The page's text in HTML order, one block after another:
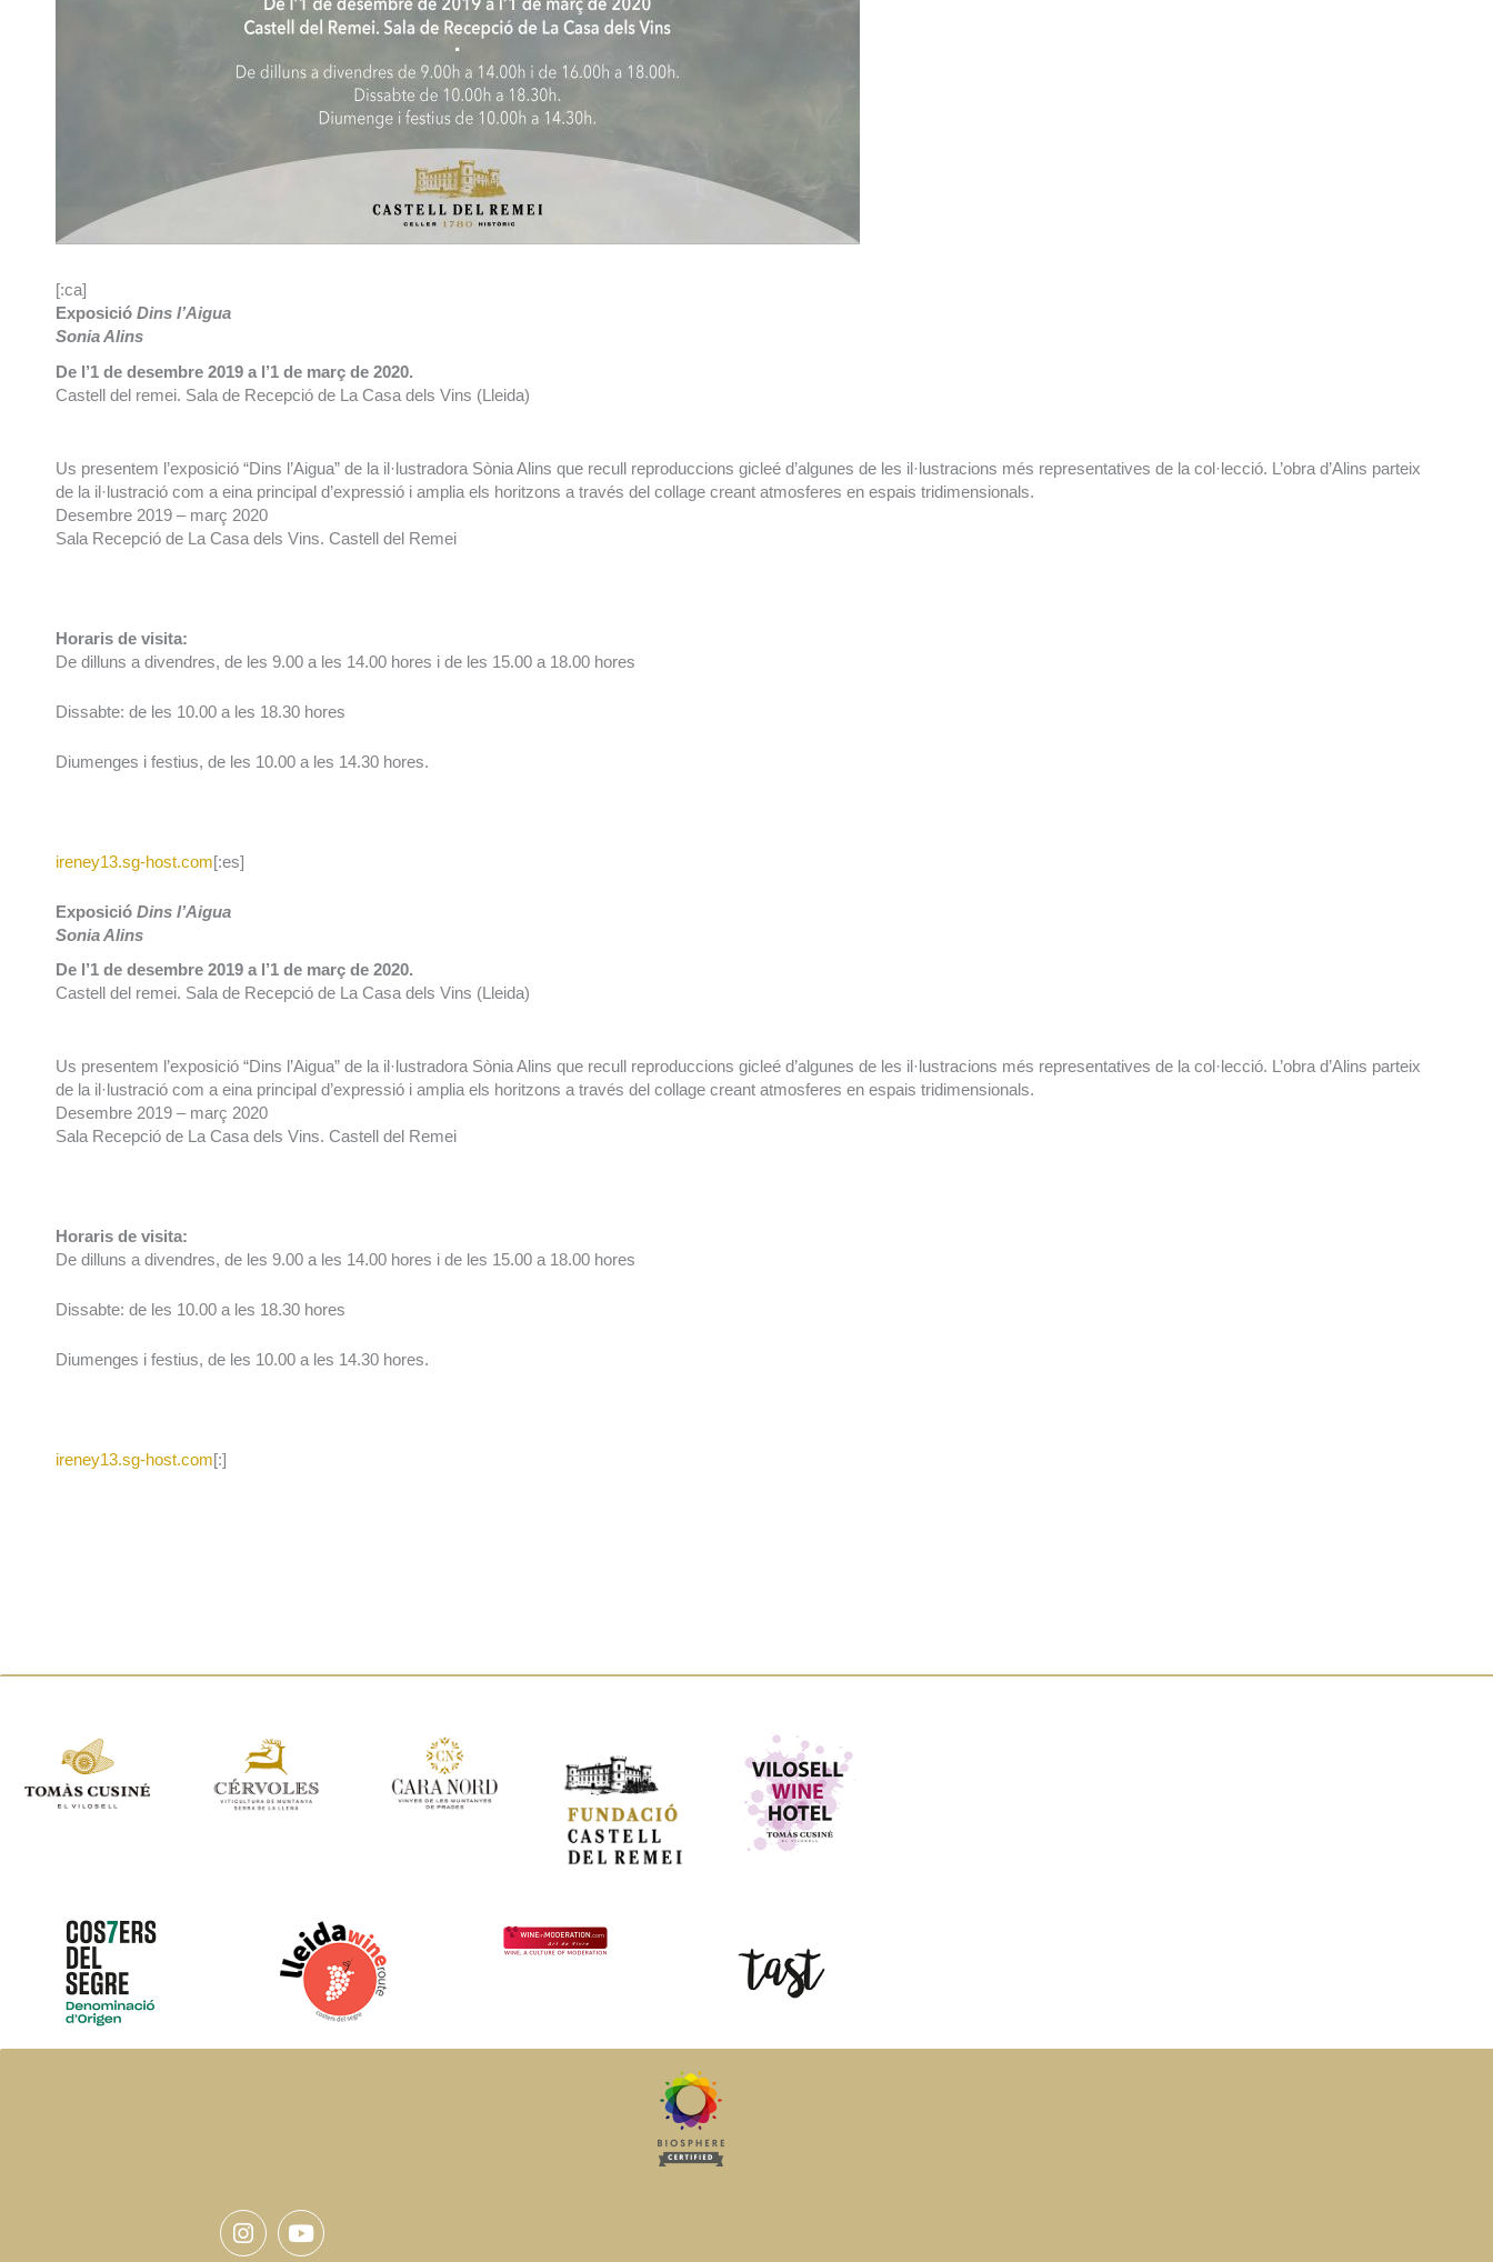
[:ca]
Exposició Dins l’Aigua
Sonia Alins
De l’1 de desembre 2019 a l’1 de març de 2020.
Castell del remei. Sala de Recepció de La Casa dels Vins (Lleida)
Us presentem l’exposició “Dins l’Aigua” de la il·lustradora Sònia Alins que recull reproduccions gicleé d’algunes de les il·lustracions més representatives de la col·lecció. L’obra d’Alins parteix
de la il·lustració com a eina principal d’expressió i amplia els horitzons a través del collage creant atmosferes en espais tridimensionals.
Desembre 2019 – març 2020
Sala Recepció de La Casa dels Vins. Castell del Remei
Horaris de visita:
De dilluns a divendres, de les 9.00 a les 14.00 hores i de les 15.00 a 18.00 hores
Dissabte: de les 10.00 a les 18.30 hores
Diumenges i festius, de les 10.00 a les 14.30 hores.
ireney13.sg-host.com[:es]
Exposició Dins l’Aigua
Sonia Alins
De l’1 de desembre 2019 a l’1 de març de 2020.
Castell del remei. Sala de Recepció de La Casa dels Vins (Lleida)
Us presentem l’exposició “Dins l’Aigua” de la il·lustradora Sònia Alins que recull reproduccions gicleé d’algunes de les il·lustracions més representatives de la col·lecció. L’obra d’Alins parteix
de la il·lustració com a eina principal d’expressió i amplia els horitzons a través del collage creant atmosferes en espais tridimensionals.
Desembre 2019 – març 2020
Sala Recepció de La Casa dels Vins. Castell del Remei
Horaris de visita:
De dilluns a divendres, de les 9.00 a les 14.00 hores i de les 15.00 a 18.00 hores
Dissabte: de les 10.00 a les 18.30 hores
Diumenges i festius, de les 10.00 a les 14.30 hores.
ireney13.sg-host.com[:]
InstagramYoutube